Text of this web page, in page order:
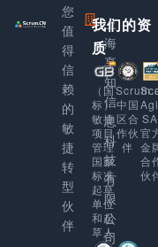
您
值
得
信
赖
的
敏
捷
转
型
伙
伴
上
海
享
知
信
息
科
技
有
限
公
司
我们的资
质
（国
标）
敏捷
项目
管理
国家
标准
起草
单位
和起
草人
中国
区合
作伙
伴
官
金
合
伙